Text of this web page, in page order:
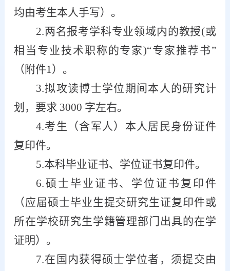
均由考生本人手写）。
2.两名报考学科专业领域内的教授(或
相当专业技术职称的专家)“专家推荐书”
（附件1）。
3.拟攻读博士学位期间本人的研究计
划，要求 3000 字左右。
4.考生（含军人）本人居民身份证件
复印件。
5.本科毕业证书、学位证书复印件。
6.硕士毕业证书、学位证书复印件
（应届硕士毕业生提交研究生证复印件或
所在学校研究生学籍管理部门出具的在学
证明）。
7.在国内获得硕士学位者，须提交由